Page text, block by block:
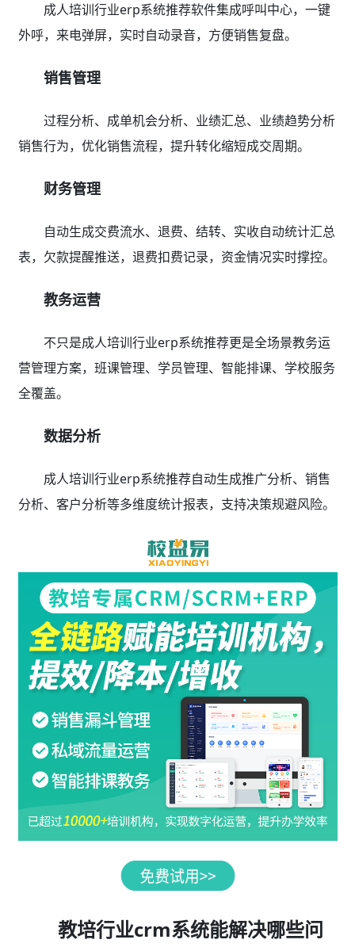
成人培训行业erp系统推荐软件集成呼叫中心，一键
外呼，来电弹屏，实时自动录音，方便销售复盘。
销售管理
过程分析、成单机会分析、业绩汇总、业绩趋势分析
销售行为，优化销售流程，提升转化缩短成交周期。
财务管理
自动生成交费流水、退费、结转、实收自动统计汇总
表，欠款提醒推送，退费扣费记录，资金情况实时撑控。
教务运营
不只是成人培训行业erp系统推荐更是全场景教务运
营管理方案，班课管理、学员管理、智能排课、学校服务
全覆盖。
数据分析
成人培训行业erp系统推荐自动生成推广分析、销售
分析、客户分析等多维度统计报表，支持决策规避风险。
教培行业crm系统能解决哪些问